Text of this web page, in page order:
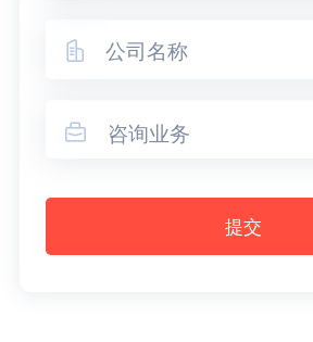

 咨询业务
提交